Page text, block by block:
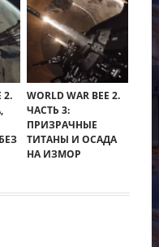
2.
WORLD WAR BEE 2.
ЧАСТЬ 3:
ПРИЗРАЧНЫЕ
ТИТАНЫ И ОСАДА
НА ИЗМОР